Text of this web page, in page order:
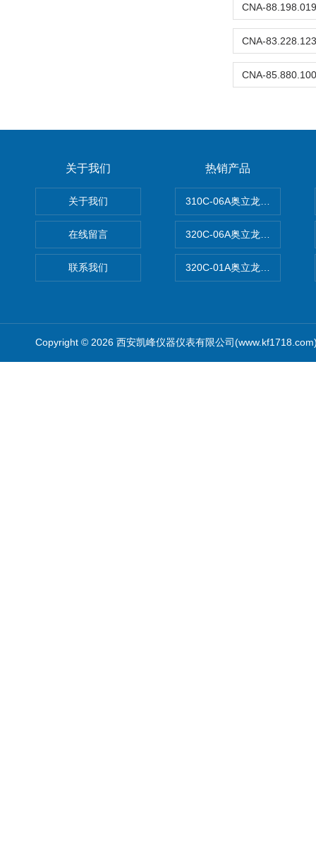
关于我们
关于我们
在线留言
联系我们
热销产品
310C-06A奥立龙实验室台式
320C-06A奥立龙实验室便携
320C-01A奥立龙实验室便携
Copyright © 2026 西安凯峰仪器仪表有限公司